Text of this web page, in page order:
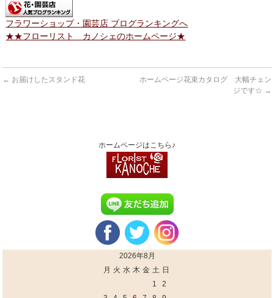
フラワーショップ・園芸店 ブログランキングへ
★★フローリスト カノシェのホームページ★
← お届けしたスタンド花
ホームページ花束カタログ 大幅チェン
ジです☆ →
ホームページはこちら♪
2026年8月
月 火 水 木 金 土 日
1
2